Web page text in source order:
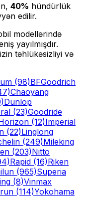
40% hündürlük
edilir.
modellərində
yayılmışdır.
təhlükəsizliyi və
(98)BFGoodrich
Chaoyang
Dunlop
(23)Goodride
(12)Imperial
(22)Linglong
(249)Mileking
(203)Nitto
Rapid (16)Riken
(965)Superia
(8)Vinmax
(114)Yokohama